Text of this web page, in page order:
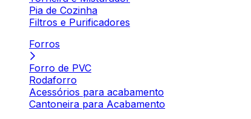
Pia de Cozinha
Filtros e Purificadores
Forros
Forro de PVC
Rodaforro
Acessórios para acabamento
Cantoneira para Acabamento